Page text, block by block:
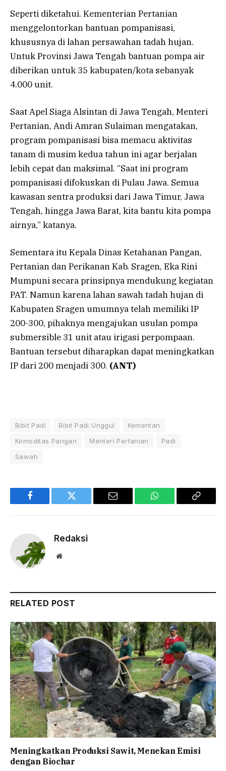
Seperti diketahui. Kementerian Pertanian
menggelontorkan bantuan pompanisasi,
khususnya di lahan persawahan tadah hujan.
Untuk Provinsi Jawa Tengah bantuan pompa air
diberikan untuk 35 kabupaten/kota sebanyak
4.000 unit.
Saat Apel Siaga Alsintan di Jawa Tengah, Menteri
Pertanian, Andi Amran Sulaiman mengatakan,
program pompanisasi bisa memacu aktivitas
tanam di musim kedua tahun ini agar berjalan
lebih cepat dan maksimal. “Saat ini program
pompanisasi difokuskan di Pulau Jawa. Semua
kawasan sentra produksi dari Jawa Timur, Jawa
Tengah, hingga Jawa Barat, kita bantu kita pompa
airnya,” katanya.
Sementara itu Kepala Dinas Ketahanan Pangan,
Pertanian dan Perikanan Kab. Sragen, Eka Rini
Mumpuni secara prinsipnya mendukung kegiatan
PAT. Namun karena lahan sawah tadah hujan di
Kabupaten Sragen umumnya telah memiliki IP
200-300, pihaknya mengajukan usulan pompa
submersible 31 unit atau irigasi perpompaan.
Bantuan tersebut diharapkan dapat meningkatkan
IP dari 200 menjadi 300. (ANT)
Bibit Padi Bibit Padi Unggul
Kementan
Komoditas Pangan
Menteri Pertanian
Padi
Sawah
Facebook Twitter Email WhatsApp Copy
Redaksi
Website
RELATED POST
Meningkatkan Produksi Sawit, Menekan Emisi
dengan Biochar